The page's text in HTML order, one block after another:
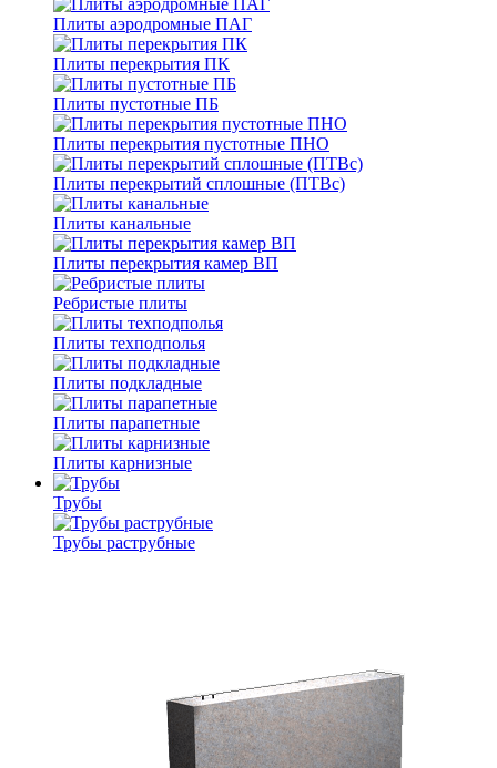
Плиты аэродромные ПАГ
Плиты перекрытия ПК
Плиты пустотные ПБ
Плиты перекрытия пустотные ПНО
Плиты перекрытий сплошные (ПТВс)
Плиты канальные
Плиты перекрытия камер ВП
Ребристые плиты
Плиты техподполья
Плиты подкладные
Плиты парапетные
Плиты карнизные
Трубы
Трубы раструбные